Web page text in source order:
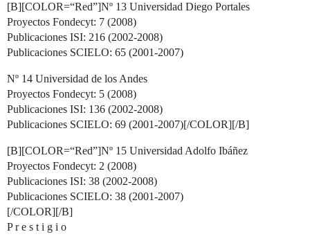
[B][COLOR=“Red”]Nº 13 Universidad Diego Portales
Proyectos Fondecyt: 7 (2008)
Publicaciones ISI: 216 (2002-2008)
Publicaciones SCIELO: 65 (2001-2007)
Nº 14 Universidad de los Andes
Proyectos Fondecyt: 5 (2008)
Publicaciones ISI: 136 (2002-2008)
Publicaciones SCIELO: 69 (2001-2007)[/COLOR][/B]
[B][COLOR=“Red”]Nº 15 Universidad Adolfo Ibáñez
Proyectos Fondecyt: 2 (2008)
Publicaciones ISI: 38 (2002-2008)
Publicaciones SCIELO: 38 (2001-2007)
[/COLOR][/B]
P r e s t i g i o